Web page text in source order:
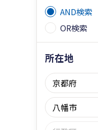
AND検索
OR検索
所在地